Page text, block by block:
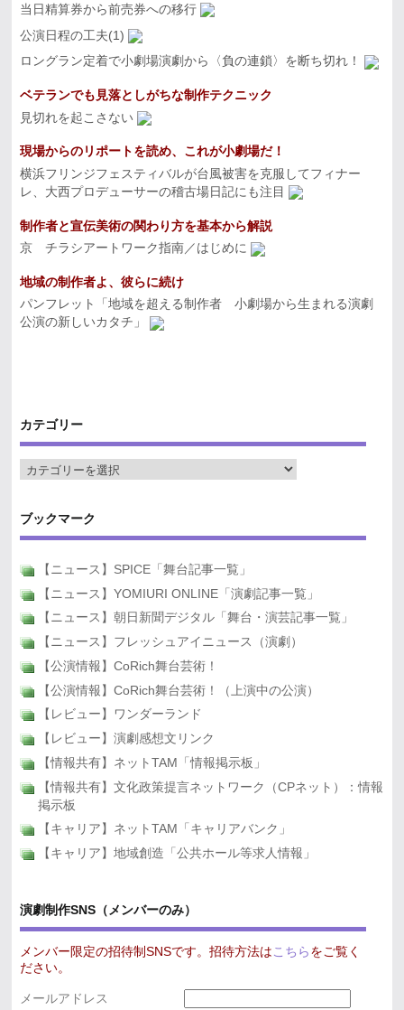
当日精算券から前売券への移行
公演日程の工夫(1)
ロングラン定着で小劇場演劇から〈負の連鎖〉を断ち切れ！
ベテランでも見落としがちな制作テクニック
見切れを起こさない
現場からのリポートを読め、これが小劇場だ！
横浜フリンジフェスティバルが台風被害を克服してフィナー
レ、大西プロデューサーの稽古場日記にも注目
制作者と宣伝美術の関わり方を基本から解説
京 チラシアートワーク指南／はじめに
地域の制作者よ、彼らに続け
パンフレット「地域を超える制作者 小劇場から生まれる演劇
公演の新しいカタチ」
カテゴリー
ブックマーク
【ニュース】SPICE「舞台記事一覧」
【ニュース】YOMIURI ONLINE「演劇記事一覧」
【ニュース】朝日新聞デジタル「舞台・演芸記事一覧」
【ニュース】フレッシュアイニュース（演劇）
【公演情報】CoRich舞台芸術！
【公演情報】CoRich舞台芸術！（上演中の公演）
【レビュー】ワンダーランド
【レビュー】演劇感想文リンク
【情報共有】ネットTAM「情報掲示板」
【情報共有】文化政策提言ネットワーク（CPネット）：情報
掲示板
【キャリア】ネットTAM「キャリアバンク」
【キャリア】地域創造「公共ホール等求人情報」
演劇制作SNS（メンバーのみ）
メンバー限定の招待制SNSです。招待方法は こちら をご覧く
ださい。
メールアドレス